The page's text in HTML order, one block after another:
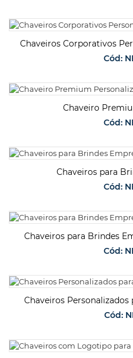
SOLICITAR
Chaveiros Corporativos
Cód:
SOLICITAR
Chaveiro
Cód:
SOLICITAR
Chaveiros para
Cód:
SOLICITAR
Chaveiros para Brindes
Cód:
SOLICITAR
Chaveiros
Cód:
SOLICITAR